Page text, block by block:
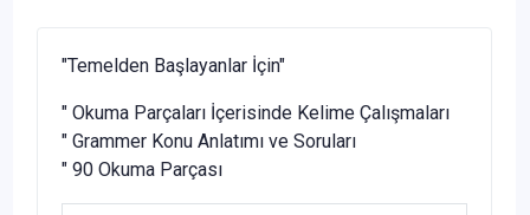
"Temelden Başlayanlar İçin"
" Okuma Parçaları İçerisinde Kelime Çalışmaları
" Grammer Konu Anlatımı ve Soruları
" 90 Okuma Parçası